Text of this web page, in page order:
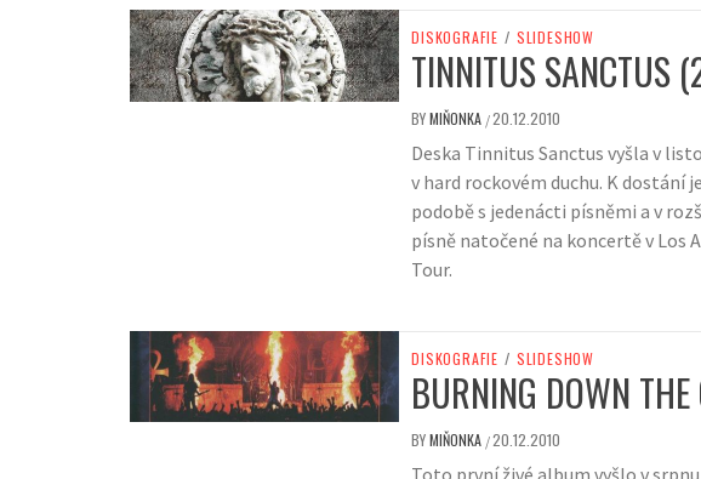
DISKOGRAFIE / SLIDESHOW
TINNITUS SANCTUS
BYMIŇONKA /20.12.2010
Deska Tinnitus Sanctus vyšla v
v hard rockovém duchu. K dostání
podobě s jedenácti písněmi a v
písně natočené na koncertě v Los
Tour.
DISKOGRAFIE / SLIDESHOW
BURNING DOWN
BYMIŇONKA /20.12.2010